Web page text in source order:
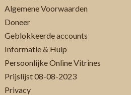
Algemene Voorwaarden
Doneer
Geblokkeerde accounts
Informatie & Hulp
Persoonlijke Online Vitrines
Prijslijst 08-08-2023
Privacy